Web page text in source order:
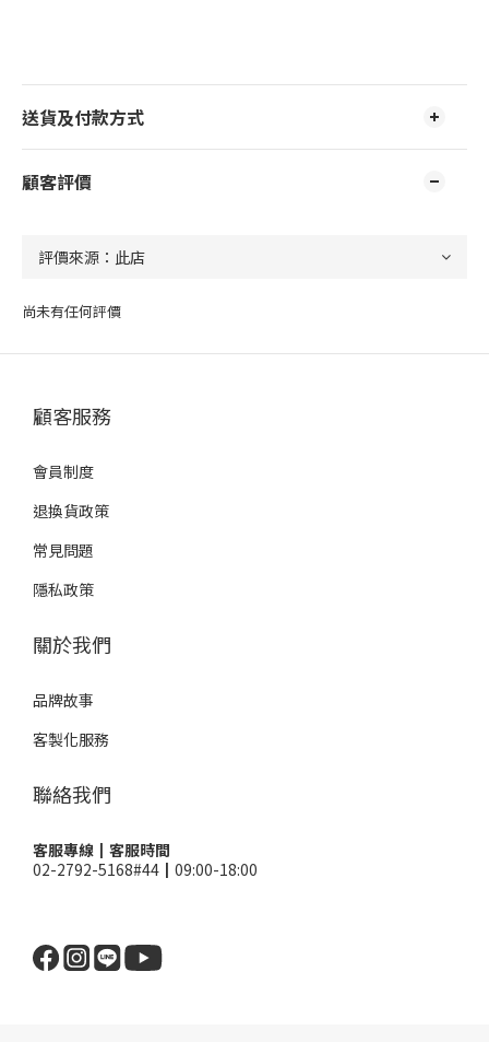
送貨及付款方式
顧客評價
尚未有任何評價
顧客服務
會員制度
退換貨政策
常見問題
隱私政策
關於我們
品牌故事
客製化服務
聯絡我們
客服專線┃客服時間
02-2792-5168#44┃09:00-18:00